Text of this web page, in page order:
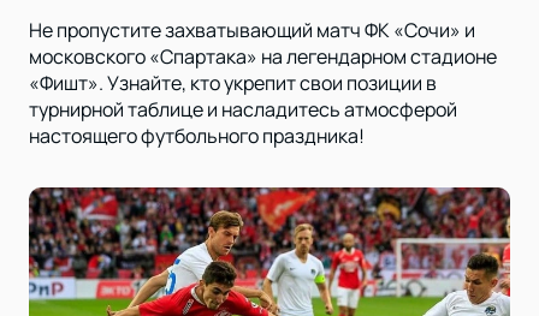
Не пропустите захватывающий матч ФК «Сочи» и
московского «Спартака» на легендарном стадионе
«Фишт». Узнайте, кто укрепит свои позиции в
турнирной таблице и насладитесь атмосферой
настоящего футбольного праздника!